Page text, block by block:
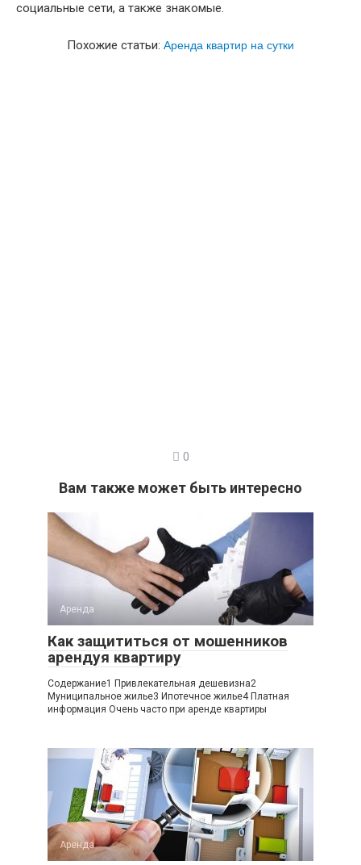
социальные сети, а также знакомые.
Похожие статьи: Аренда квартир на сутки
0
Вам также может быть интересно
Аренда
Как защититься от мошенников
арендуя квартиру
Содержание1 Привлекательная дешевизна2
Муниципальное жилье3 Ипотечное жилье4 Платная
информация Очень часто при аренде квартиры
Аренда